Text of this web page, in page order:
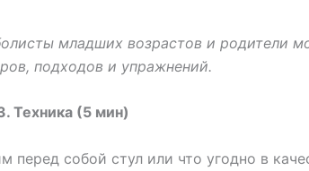
младших возрастов и родители
подходов и упражнений.
Техника (5 мин)
перед собой стул или что угодно в